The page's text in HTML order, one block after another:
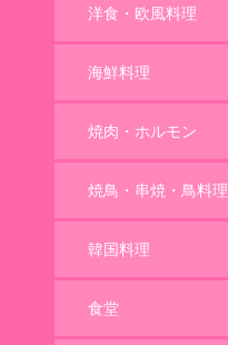
洋食・欧風料理
海鮮料理
焼肉・ホルモン
焼鳥・串焼・鳥料理
韓国料理
食堂